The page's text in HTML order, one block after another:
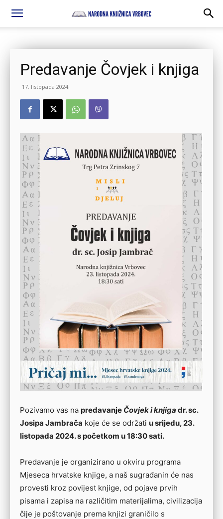
Predavanje Čovjek i knjiga
17. listopada 2024.
Pozivamo vas na predavanje Čovjek i knjiga dr. sc.
Josipa Jambrača koje će se održati u srijedu, 23.
listopada 2024. s početkom u 18:30 sati.
Predavanje je organizirano u okviru programa
Mjeseca hrvatske knjige, a naš sugrađanin će nas
provesti kroz povijest knjige, od pojave prvih
pisama i zapisa na različitim materijalima, civilizacija
čije je poštovanje prema knjizi graničilo s